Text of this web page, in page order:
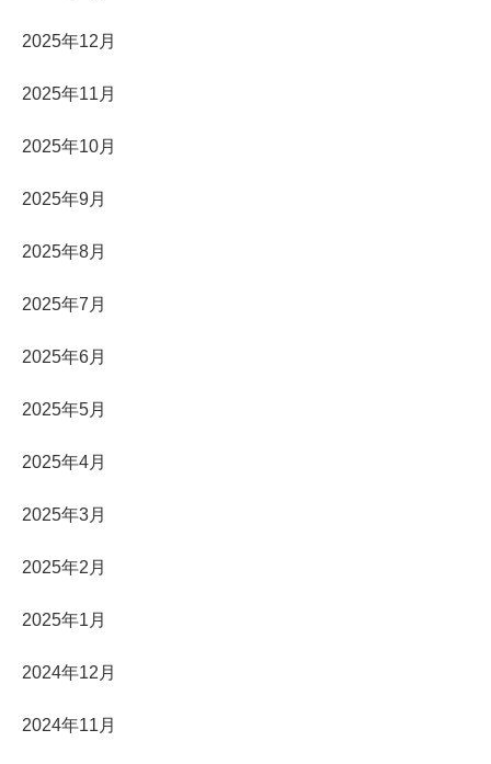
2025年12月
2025年11月
2025年10月
2025年9月
2025年8月
2025年7月
2025年6月
2025年5月
2025年4月
2025年3月
2025年2月
2025年1月
2024年12月
2024年11月